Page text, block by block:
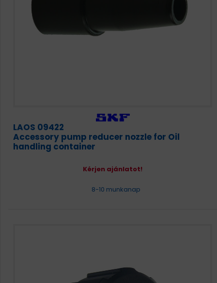
LAOS 09422
Accessory pump reducer nozzle for Oil
handling container
Kérjen ajánlatot!
8-10 munkanap